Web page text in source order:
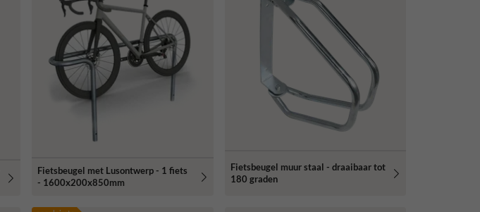
Fietsbeugel met Lusontwerp - 1 fiets
- 1600x200x850mm
Fietsbeugel muur staal - draaibaar tot
180 graden